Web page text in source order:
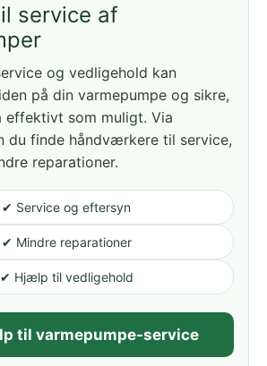
service af
og vedligehold kan
på din varmepumpe og sikre,
effektivt som muligt. Via
du finde håndværkere til service,
reparationer.
✔ Service og eftersyn
✔ Mindre reparationer
✔ Hjælp til vedligehold
til varmepumpe-service